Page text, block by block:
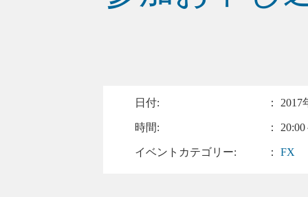
日付: ： 2017
時間: ：
イベントカテゴリー: ：FX